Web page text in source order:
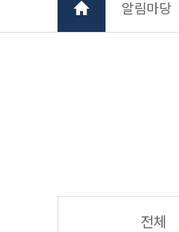
알림마당
전체